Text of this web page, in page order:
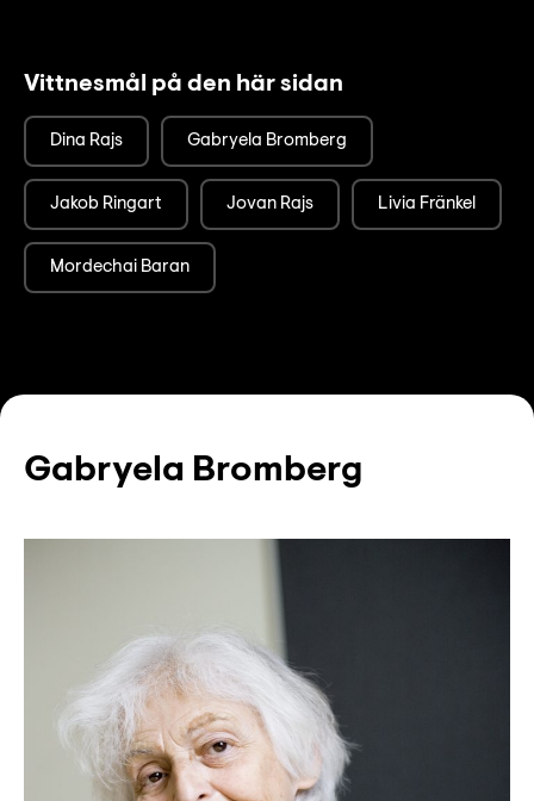
Vittnesmål på den här sidan
Dina Rajs Gabryela Bromberg
Jakob Ringart Jovan Rajs Livia Fränkel
Mordechai Baran
Gabryela Bromberg